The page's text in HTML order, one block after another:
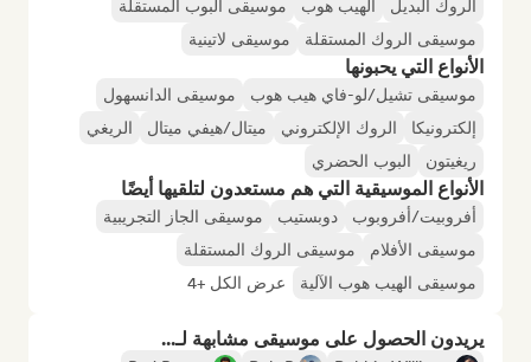
الروك البديل الهيب هوب
موسيقى البوب المستقلة
موسيقى الروك المستقلة
موسيقى لاتينية
الأنواع التي يحبونها
موسيقى تشيل/لو-فاي هيب هوب
موسيقى الدانسهول
إلكترونيكا
الروك الإلكتروني ميتال/هيفي ميتال
الريغي
ريغيتون
البوب الحضري
الأنواع الموسيقية التي هم مستعدون لتلقيها أيضًا
أفروبيت/أفروبوب دوبستيب
موسيقى الجاز التجريبية
موسيقى الأفلام
موسيقى الروك المستقلة
موسيقى الهيب هوب الآلية
عرض الكل +4
يريدون الحصول على موسيقى مشابهة لـ...